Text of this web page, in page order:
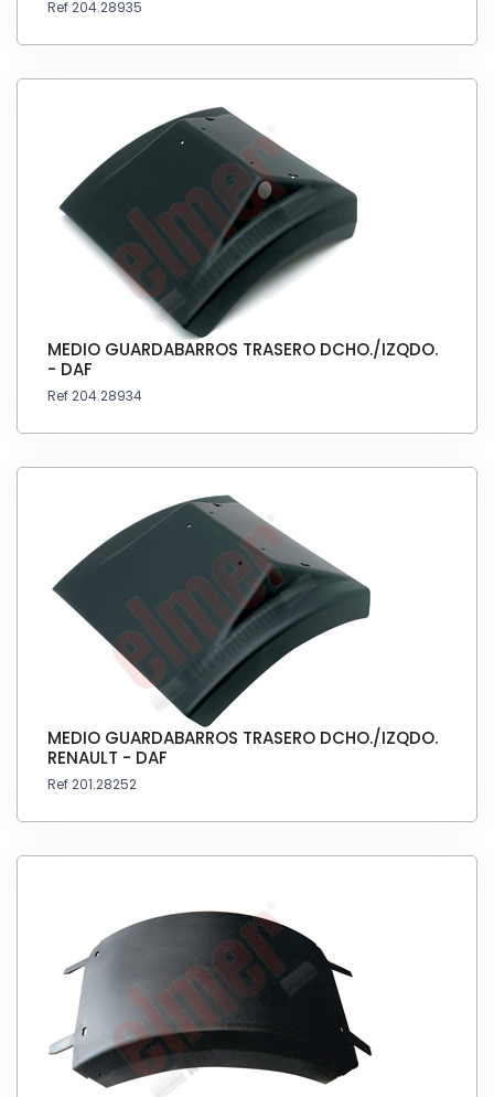
Ref 204.28935
MEDIO GUARDABARROS TRASERO DCHO./IZQDO.
- DAF
Ref 204.28934
MEDIO GUARDABARROS TRASERO DCHO./IZQDO.
RENAULT - DAF
Ref 201.28252